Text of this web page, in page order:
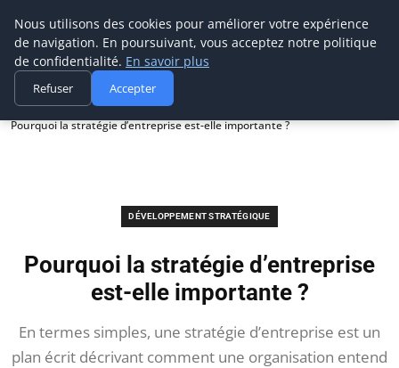
Prospection Pro
Accueil
Développement stratégique
Pourquoi la stratégie d’entreprise est-elle importante ?
DÉVELOPPEMENT STRATÉGIQUE
Pourquoi la stratégie d’entreprise
est-elle importante ?
En termes simples, une stratégie d’entreprise est un
plan écrit décrivant comment une organisation entend
Nous utilisons des cookies pour améliorer votre expérience
de navigation. En poursuivant, vous acceptez notre politique
de confidentialité. En savoir plus
Refuser Accepter